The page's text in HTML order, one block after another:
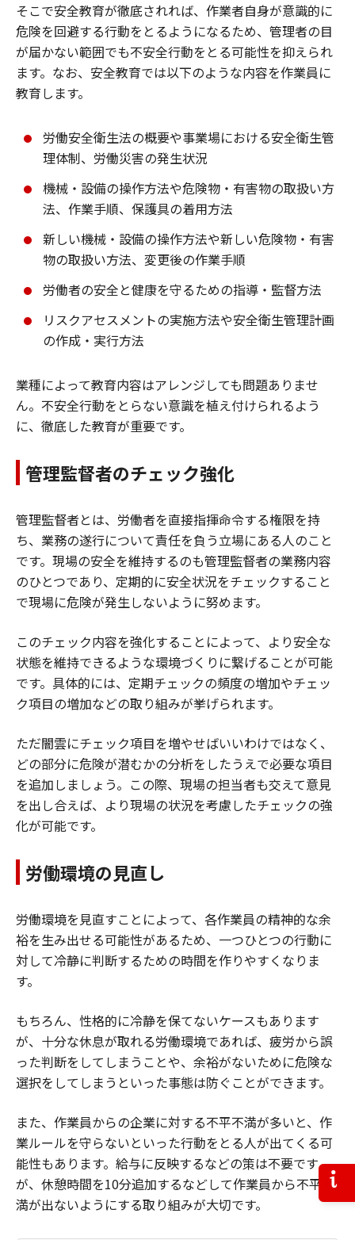
お
そこで安全教育が徹底されれば、作業者自身が意識的に
危険を回避する行動をとるようになるため、管理者の目
が届かない範囲でも不安全行動をとる可能性を抑えられ
ます。なお、安全教育では以下のような内容を作業員に
教育します。
労働安全衛生法の概要や事業場における安全衛生管
理体制、労働災害の発生状況
機械・設備の操作方法や危険物・有害物の取扱い方
法、作業手順、保護具の着用方法
新しい機械・設備の操作方法や新しい危険物・有害
物の取扱い方法、変更後の作業手順
労働者の安全と健康を守るための指導・監督方法
リスクアセスメントの実施方法や安全衛生管理計画
の作成・実行方法
業種によって教育内容はアレンジしても問題ありませ
ん。不安全行動をとらない意識を植え付けられるよう
に、徹底した教育が重要です。
管理監督者のチェック強化
管理監督者とは、労働者を直接指揮命令する権限を持
ち、業務の遂行について責任を負う立場にある人のこと
です。現場の安全を維持するのも管理監督者の業務内容
のひとつであり、定期的に安全状況をチェックすること
で現場に危険が発生しないように努めます。
このチェック内容を強化することによって、より安全な
状態を維持できるような環境づくりに繋げることが可能
です。具体的には、定期チェックの頻度の増加やチェッ
ク項目の増加などの取り組みが挙げられます。
ただ闇雲にチェック項目を増やせばいいわけではなく、
どの部分に危険が潜むかの分析をしたうえで必要な項目
を追加しましょう。この際、現場の担当者も交えて意見
を出し合えば、より現場の状況を考慮したチェックの強
化が可能です。
労働環境の見直し
労働環境を見直すことによって、各作業員の精神的な余
裕を生み出せる可能性があるため、一つひとつの行動に
対して冷静に判断するための時間を作りやすくなりま
す。
もちろん、性格的に冷静を保てないケースもあります
が、十分な休息が取れる労働環境であれば、疲労から誤
った判断をしてしまうことや、余裕がないために危険な
選択をしてしまうといった事態は防ぐことができます。
また、作業員からの企業に対する不平不満が多いと、作
業ルールを守らないといった行動をとる人が出てくる可
能性もあります。給与に反映するなどの策は不要です
が、休憩時間を10分追加するなどして作業員から不平不
満が出ないようにする取り組みが大切です。